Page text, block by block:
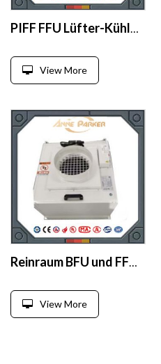
PIFF FFU Lüfter-Kühlgerät mit HEPA-Filter
View More
Reinraum BFU und FFU für Krankenhaus- und Pharma-Reinräume
View More